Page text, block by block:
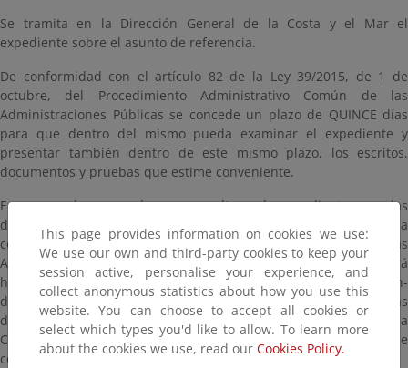
Se tramita en la Dirección General de la Costa y el Mar el
expediente sobre el asunto de referencia.
De conformidad con el artículo 82 de la Ley 39/2015, de 1 de
octubre, del Procedimiento Administrativo Común de las
Administraciones Públicas se concede un plazo de QUINCE días
para que dentro del mismo pueda examinar el expediente y
presentar también dentro de este mismo plazo, los escritos,
documentos y pruebas que estime conveniente.
En caso de que desee consultar el expediente en las
dependencias administrativas, deberá solicitarse cita previa. Si la
consulta se desea en las oficinas de la Demarcación de Costas
Andalucía Atlántico (C/ Marianista Cubillo, 7. Cádiz), deberá
hacerlo en la dirección de correo electrónico bzn-
dccadiz@miteco.es. Si la consulta se desea en las dependencias
de la Dirección General de la Costa y el Mar (Plaza San Juan de la
Cruz, 10. Madrid), deberá hacerlo a través de la dirección de
correo electrónico buzon-sgdpmt@miteco.es
This page provides information on cookies we use:
We use our own and third-party cookies to keep your
session active, personalise your experience, and
collect anonymous statistics about how you use this
website. You can choose to accept all cookies or
select which types you'd like to allow. To learn more
about the cookies we use, read our Cookies Policy.